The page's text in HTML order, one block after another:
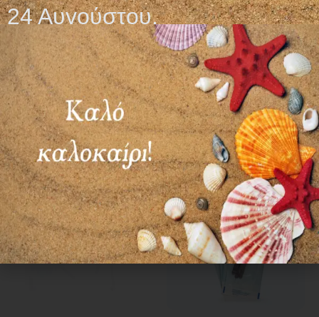
ΒΑΜΒΑΚΟΦΟΡΟΙ
ΣΤΥΛΕΟΙ ΞΥΛΙΝΟΙ
JUMBO
1,60 €
Προσθήκη στο καλάθι
ΓΑΝΤΙΑ ΝΙΤΡΙΛΙΟΥ
ΧΩΡΙΣ ΠΟΥΔΡΑ
VIOLET BLUE F-
BOSCH
5,05€
Επιλογή
24 Αυγούστου.